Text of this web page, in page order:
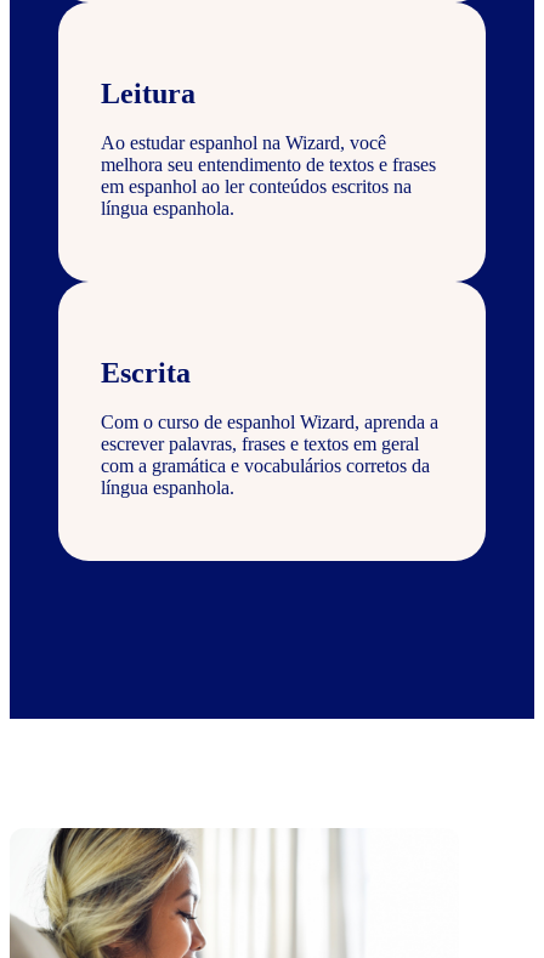
Leitura
Ao estudar espanhol na Wizard, você
melhora seu entendimento de textos e frases
em espanhol ao ler conteúdos escritos na
língua espanhola.
Escrita
Com o curso de espanhol Wizard, aprenda a
escrever palavras, frases e textos em geral
com a gramática e vocabulários corretos da
língua espanhola.